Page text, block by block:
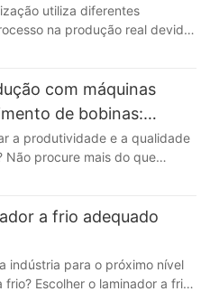
utiliza diferentes
na produção real devido
de zinco. Existem três
ligas de zinco e alumínio
com máquinas
de bobinas:
a produtividade e a qualidade
Não procure mais do que
Com precisão, eficiência
Descubra como essas
suas operações e
Revolucione sua
de revestimento de
No acelerado setor de
a frio adequado
indústria para o próximo nível
Escolher o laminador a frio